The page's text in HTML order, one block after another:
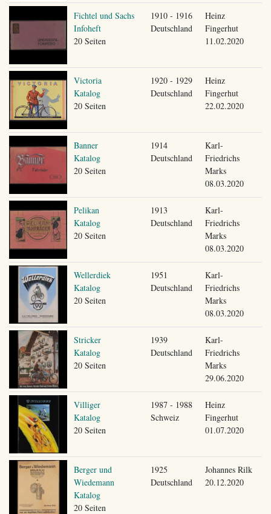
Fichtel und Sachs
Infoheft
20 Seiten
1910 - 1916
Deutschland
Heinz
Fingerhut
11.02.2020
Victoria
Katalog
20 Seiten
1920 - 1929
Deutschland
Heinz
Fingerhut
22.02.2020
Banner
Katalog
20 Seiten
1914
Deutschland
Karl-
Friedrichs
Marks
08.03.2020
Pelikan
Katalog
20 Seiten
1913
Deutschland
Karl-
Friedrichs
Marks
08.03.2020
Wellerdiek
Katalog
20 Seiten
1951
Deutschland
Karl-
Friedrichs
Marks
08.03.2020
Stricker
Katalog
20 Seiten
1939
Deutschland
Karl-
Friedrichs
Marks
29.06.2020
Villiger
Katalog
20 Seiten
1987 - 1988
Schweiz
Heinz
Fingerhut
01.07.2020
Berger und
Wiedemann
Katalog
20 Seiten
1925
Deutschland
Johannes Rilk
20.12.2020